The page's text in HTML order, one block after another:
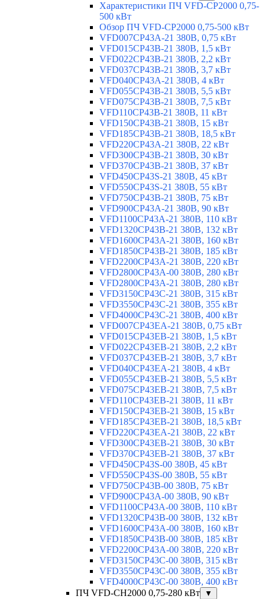
Характеристики ПЧ VFD-CP2000 0,75-
500 кВт
Обзор ПЧ VFD-CP2000 0,75-500 кВт
VFD007CP43A-21 380В, 0,75 кВт
VFD015CP43B-21 380В, 1,5 кВт
VFD022CP43B-21 380В, 2,2 кВт
VFD037CP43B-21 380В, 3,7 кВт
VFD040CP43A-21 380В, 4 кВт
VFD055CP43B-21 380В, 5,5 кВт
VFD075CP43B-21 380В, 7,5 кВт
VFD110CP43B-21 380В, 11 кВт
VFD150CP43B-21 380В, 15 кВт
VFD185CP43B-21 380В, 18,5 кВт
VFD220CP43A-21 380В, 22 кВт
VFD300CP43B-21 380В, 30 кВт
VFD370CP43B-21 380В, 37 кВт
VFD450CP43S-21 380В, 45 кВт
VFD550CP43S-21 380В, 55 кВт
VFD750CP43B-21 380В, 75 кВт
VFD900CP43A-21 380В, 90 кВт
VFD1100CP43A-21 380В, 110 кВт
VFD1320CP43B-21 380В, 132 кВт
VFD1600CP43A-21 380В, 160 кВт
VFD1850CP43B-21 380В, 185 кВт
VFD2200CP43A-21 380В, 220 кВт
VFD2800CP43A-00 380В, 280 кВт
VFD2800CP43A-21 380В, 280 кВт
VFD3150CP43C-21 380В, 315 кВт
VFD3550CP43C-21 380В, 355 кВт
VFD4000CP43C-21 380В, 400 кВт
VFD007CP43EA-21 380В, 0,75 кВт
VFD015CP43EB-21 380В, 1,5 кВт
VFD022CP43EB-21 380В, 2,2 кВт
VFD037CP43EB-21 380В, 3,7 кВт
VFD040CP43EA-21 380В, 4 кВт
VFD055CP43EB-21 380В, 5,5 кВт
VFD075CP43EB-21 380В, 7,5 кВт
VFD110CP43EB-21 380В, 11 кВт
VFD150CP43EB-21 380В, 15 кВт
VFD185CP43EB-21 380В, 18,5 кВт
VFD220CP43EA-21 380В, 22 кВт
VFD300CP43EB-21 380В, 30 кВт
VFD370CP43EB-21 380В, 37 кВт
VFD450CP43S-00 380В, 45 кВт
VFD550CP43S-00 380В, 55 кВт
VFD750CP43B-00 380В, 75 кВт
VFD900CP43A-00 380В, 90 кВт
VFD1100CP43A-00 380В, 110 кВт
VFD1320CP43B-00 380В, 132 кВт
VFD1600CP43A-00 380В, 160 кВт
VFD1850CP43B-00 380В, 185 кВт
VFD2200CP43A-00 380В, 220 кВт
VFD3150CP43C-00 380В, 315 кВт
VFD3550CP43C-00 380В, 355 кВт
VFD4000CP43C-00 380В, 400 кВт
ПЧ VFD-CH2000 0,75-280 кВт
▼